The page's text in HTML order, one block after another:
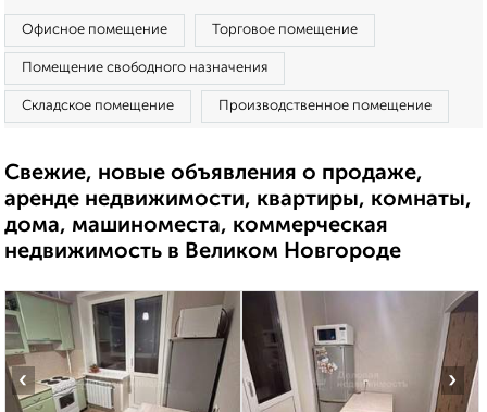
Офисное помещение Торговое помещение
Помещение свободного назначения
Складское помещение Производственное помещение
Свежие, новые объявления о продаже,
аренде недвижимости, квартиры, комнаты,
дома, машиноместа, коммерческая
недвижимость в Великом Новгороде
‹ ›